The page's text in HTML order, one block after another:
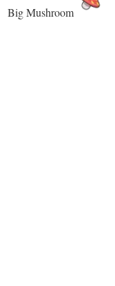
Big Mushroom